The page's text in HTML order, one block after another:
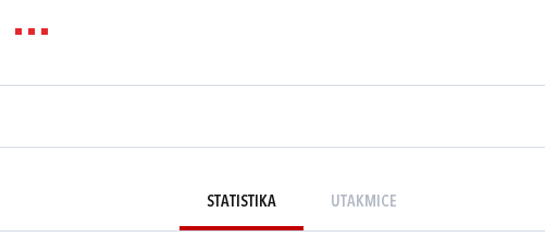
STATISTIKA UTAKMICE